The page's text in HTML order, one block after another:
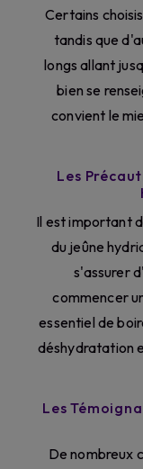
Certains
tandis que
longs allant
bien se
convient le
Les
Il est important
du jeûne
s'assurer
commencer
essentiel de
déshydratation
Les
De nombreux